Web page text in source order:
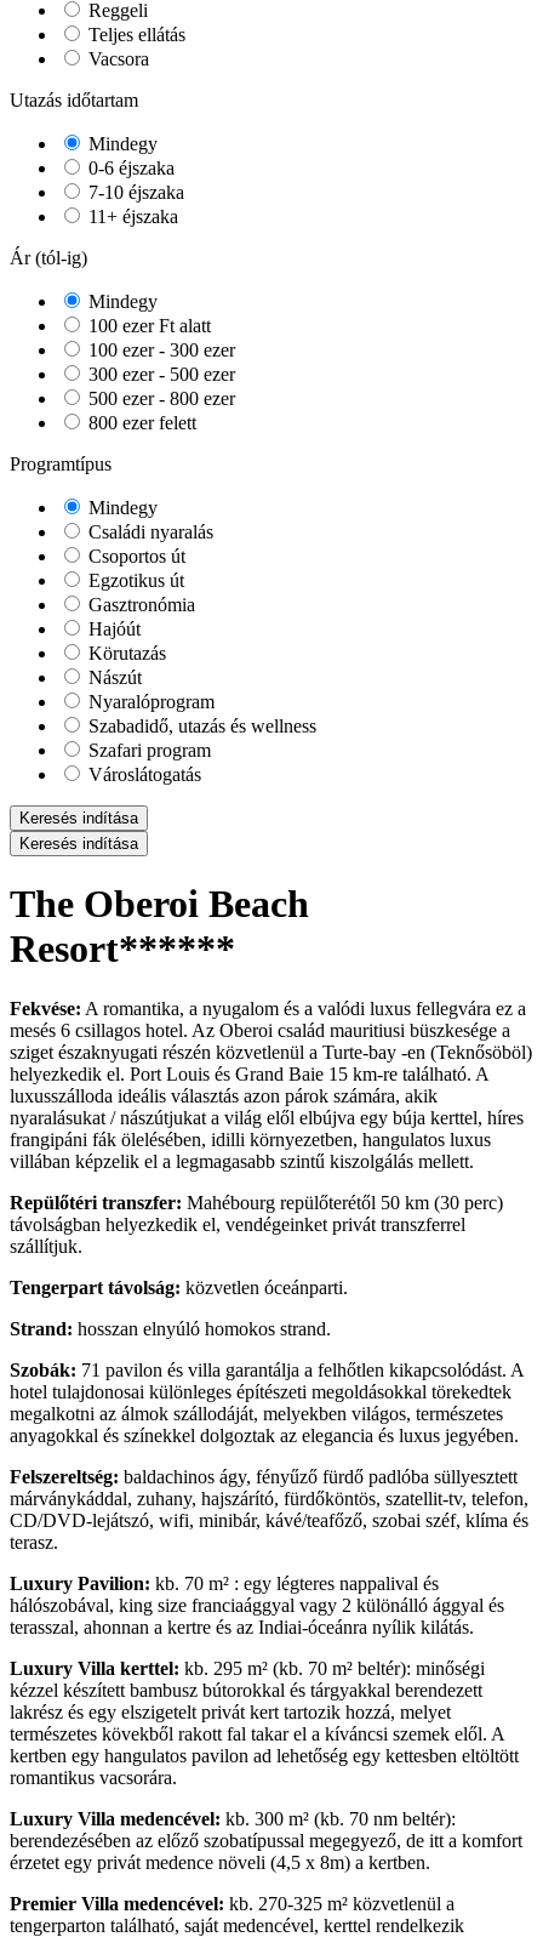
Reggeli
Teljes ellátás
Vacsora
Utazás időtartam
Mindegy
0-6 éjszaka
7-10 éjszaka
11+ éjszaka
Ár (tól-ig)
Mindegy
100 ezer Ft alatt
100 ezer - 300 ezer
300 ezer - 500 ezer
500 ezer - 800 ezer
800 ezer felett
Programtípus
Mindegy
Családi nyaralás
Csoportos út
Egzotikus út
Gasztronómia
Hajóút
Körutazás
Nászút
Nyaralóprogram
Szabadidő, utazás és wellness
Szafari program
Városlátogatás
Keresés indítása
Keresés indítása
The Oberoi Beach
Resort******
Fekvése: A romantika, a nyugalom és a valódi luxus fellegvára ez a
mesés 6 csillagos hotel. Az Oberoi család mauritiusi büszkesége a
sziget északnyugati részén közvetlenül a Turte-bay -en (Teknősöböl)
helyezkedik el. Port Louis és Grand Baie 15 km-re található. A
luxusszálloda ideális választás azon párok számára, akik
nyaralásukat / nászútjukat a világ elől elbújva egy búja kerttel, híres
frangipáni fák ölelésében, idilli környezetben, hangulatos luxus
villában képzelik el a legmagasabb szintű kiszolgálás mellett.
Repülőtéri transzfer: Mahébourg repülőterétől 50 km (30 perc)
távolságban helyezkedik el, vendégeinket privát transzferrel
szállítjuk.
Tengerpart távolság: közvetlen óceánparti.
Strand: hosszan elnyúló homokos strand.
Szobák: 71 pavilon és villa garantálja a felhőtlen kikapcsolódást. A
hotel tulajdonosai különleges építészeti megoldásokkal törekedtek
megalkotni az álmok szállodáját, melyekben világos, természetes
anyagokkal és színekkel dolgoztak az elegancia és luxus jegyében.
Felszereltség: baldachinos ágy, fényűző fürdő padlóba süllyesztett
márványkáddal, zuhany, hajszárító, fürdőköntös, szatellit-tv, telefon,
CD/DVD-lejátszó, wifi, minibár, kávé/teafőző, szobai széf, klíma és
terasz.
Luxury Pavilion: kb. 70 m² : egy légteres nappalival és
hálószobával, king size franciaággyal vagy 2 különálló ággyal és
terasszal, ahonnan a kertre és az Indiai-óceánra nyílik kilátás.
Luxury Villa kerttel: kb. 295 m² (kb. 70 m² beltér): minőségi
kézzel készített bambusz bútorokkal és tárgyakkal berendezett
lakrész és egy elszigetelt privát kert tartozik hozzá, melyet
természetes kövekből rakott fal takar el a kíváncsi szemek elől. A
kertben egy hangulatos pavilon ad lehetőség egy kettesben eltöltött
romantikus vacsorára.
Luxury Villa medencével: kb. 300 m² (kb. 70 nm beltér):
berendezésében az előző szobatípussal megegyező, de itt a komfort
érzetet egy privát medence növeli (4,5 x 8m) a kertben.
Premier Villa medencével: kb. 270-325 m² közvetlenül a
tengerparton található, saját medencével, kerttel rendelkezik